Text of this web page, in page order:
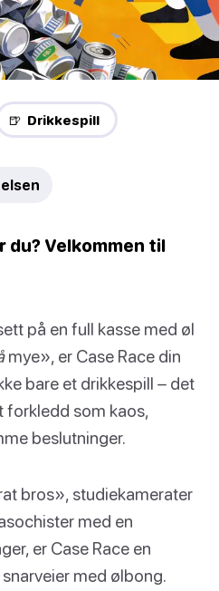
🍺 Drikkespill
du? Velkommen til
på en full kasse med øl
mye», er Case Race din
bare et drikkespill – det
forkledd som kaos,
beslutninger.
bros», studiekamerater
med en
er Case Race en
med ølbong.